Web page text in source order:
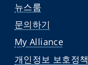
뉴스룸
문의하기
My Alliance
개인정보 보호정책